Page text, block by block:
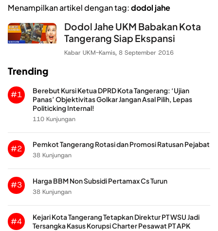
Menampilkan artikel dengan tag:dodol jahe
Dodol Jahe UKM Babakan Kota
Tangerang Siap Ekspansi
Kabar UKM-Kamis, 8 September 2016
Trending
#1
Berebut Kursi Ketua DPRD Kota Tangerang: ‘Ujian
Panas’ Objektivitas Golkar Jangan Asal Pilih, Lepas
Politicking Internal!
110 Kunjungan
#2
Pemkot Tangerang Rotasi dan Promosi Ratusan Pejabat
38 Kunjungan
#3
Harga BBM Non Subsidi Pertamax Cs Turun
38 Kunjungan
#4
Kejari Kota Tangerang Tetapkan Direktur PT WSU Jadi
Tersangka Kasus Korupsi Charter Pesawat PT APK